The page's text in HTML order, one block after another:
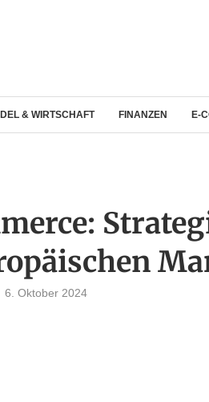
& WIRTSCHAFT FINANZEN E-
6. Oktober 2024